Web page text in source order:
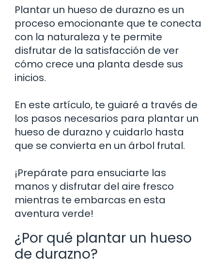
Plantar un hueso de durazno es un
proceso emocionante que te conecta
con la naturaleza y te permite
disfrutar de la satisfacción de ver
cómo crece una planta desde sus
inicios.
En este artículo, te guiaré a través de
los pasos necesarios para plantar un
hueso de durazno y cuidarlo hasta
que se convierta en un árbol frutal.
¡Prepárate para ensuciarte las
manos y disfrutar del aire fresco
mientras te embarcas en esta
aventura verde!
¿Por qué plantar un hueso
de durazno?